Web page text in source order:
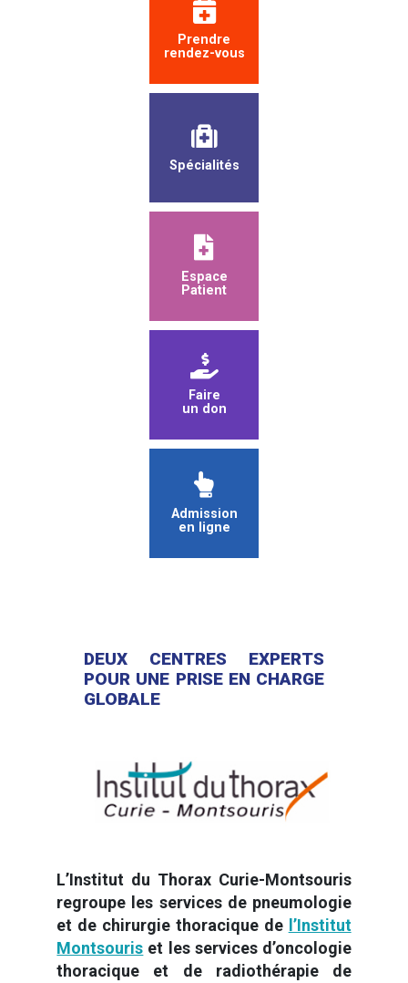
Prendre
rendez-vous
Spécialités
Espace
Patient
Faire
un don
Admission
en ligne
DEUX CENTRES EXPERTS
POUR UNE PRISE EN CHARGE
GLOBALE
L’Institut du Thorax Curie-Montsouris
regroupe les services de pneumologie
et de chirurgie thoracique de l’Institut
Montsouris et les services d’oncologie
thoracique et de radiothérapie de